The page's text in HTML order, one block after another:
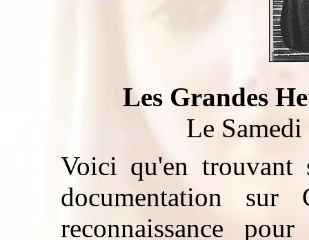
Les Grandes
Le
Voici qu'en trouvant
documentation sur
reconnaissance